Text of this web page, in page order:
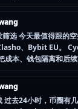
度是不是在回流”的
选 今天最值得跟的
、Bybit EU。
成本、钱包隔离和后
。 mao.lu/today-
过去24小时，币圈有